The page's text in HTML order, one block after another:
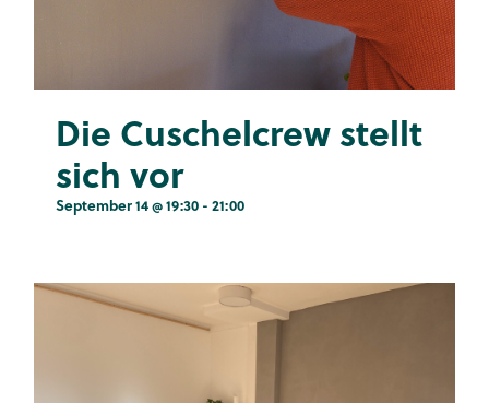
Die Cuschelcrew stellt
sich vor
September 14 @ 19:30- 21:00